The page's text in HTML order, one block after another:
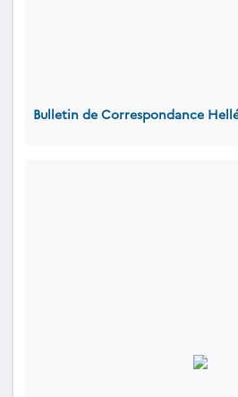
Bulletin de Correspondance